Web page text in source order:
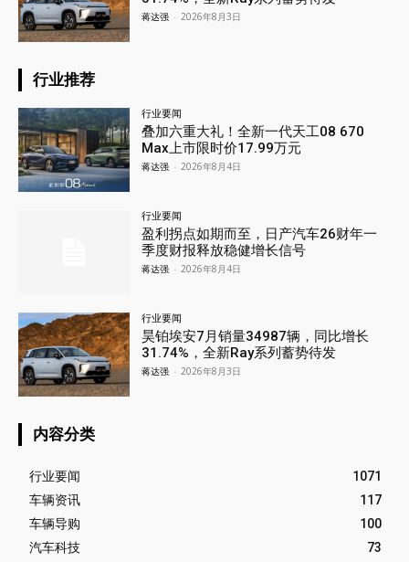
蒋达强 - 2026年8月3日
行业推荐
行业要闻
叠加六重大礼！全新一代天工08 670
Max上市限时价17.99万元
蒋达强 - 2026年8月4日
行业要闻
盈利拐点如期而至，日产汽车26财年一
季度财报释放稳健增长信号
蒋达强 - 2026年8月4日
行业要闻
昊铂埃安7月销量34987辆，同比增长
31.74%，全新Ray系列蓄势待发
蒋达强 - 2026年8月3日
内容分类
行业要闻
1071
车辆资讯
117
车辆导购
100
汽车科技
73